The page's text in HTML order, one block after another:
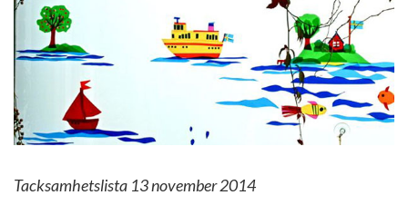
Tacksamhetslista 13 november 2014